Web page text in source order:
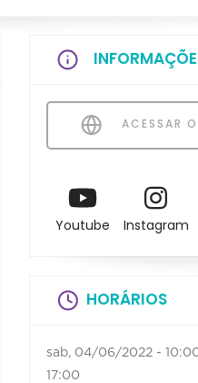
ACESSAR
Youtube Instagram
HORÁRIOS
sab, 04/06/2022 -
17:00